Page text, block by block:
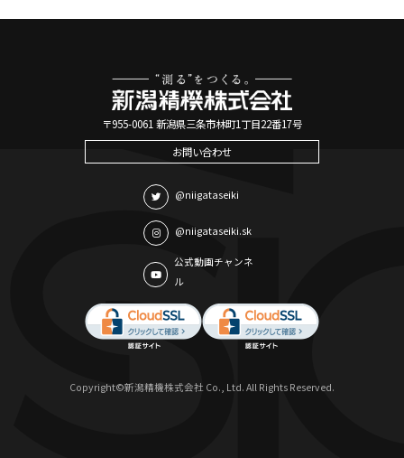
〒955-0061 新潟県三条市林町1丁目22番17号
お問い合わせ
@niigataseiki
@niigataseiki.sk
公式動画チャンネ
ル
Copyright©新潟精機株式会社 Co., Ltd. All Rights Reserved.